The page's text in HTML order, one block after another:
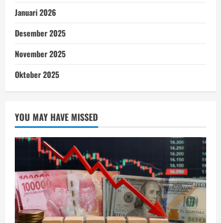
Januari 2026
Desember 2025
November 2025
Oktober 2025
YOU MAY HAVE MISSED